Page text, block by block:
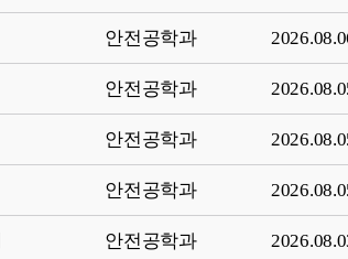
안전공학과
안전공학과
안전공학과
안전공학과
안전공학과